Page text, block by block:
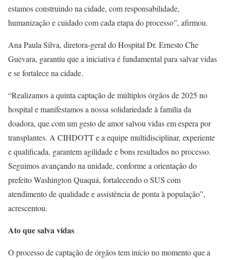
estamos construindo na cidade, com responsabilidade,
humanização e cuidado com cada etapa do processo”, afirmou.
Ana Paula Silva, diretora-geral do Hospital Dr. Ernesto Che
Guevara, garantiu que a iniciativa é fundamental para salvar vidas
e se fortalece na cidade.
“Realizamos a quinta captação de múltiplos órgãos de 2025 no
hospital e manifestamos a nossa solidariedade à família da
doadora, que com um gesto de amor salvou vidas em espera por
transplantes. A CIHDOTT e a equipe multidisciplinar, experiente
e qualificada, garantem agilidade e bons resultados no processo.
Seguimos avançando na unidade, conforme a orientação do
prefeito Washington Quaquá, fortalecendo o SUS com
atendimento de qualidade e assistência de ponta à população”,
acrescentou.
Ato que salva vidas
O processo de captação de órgãos tem início no momento que a